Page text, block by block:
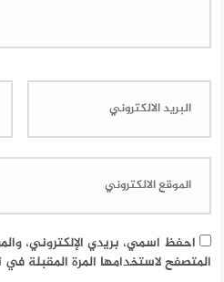
احفظ اسمي، بريدي الإلكتروني،
المتصفح لاستخدامها المرة المقبلة